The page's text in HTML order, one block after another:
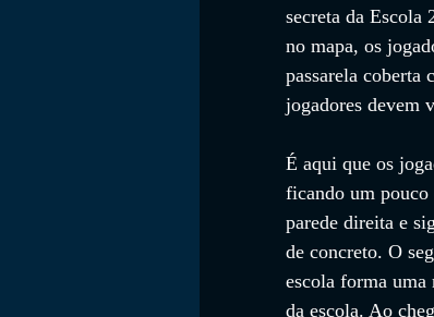
secreta da
no mapa, os
passarela coberta
jogadores devem
É aqui que os
ficando um pouco
parede direita e
de concreto. O
escola forma
da escola. Ao